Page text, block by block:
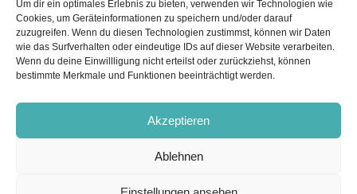
Um dir ein optimales Erlebnis zu bieten, verwenden wir Technologien wie
Cookies, um Geräteinformationen zu speichern und/oder darauf
zuzugreifen. Wenn du diesen Technologien zustimmst, können wir Daten
wie das Surfverhalten oder eindeutige IDs auf dieser Website verarbeiten.
Wenn du deine Einwillligung nicht erteilst oder zurückziehst, können
bestimmte Merkmale und Funktionen beeinträchtigt werden.
Akzeptieren
Ablehnen
Rückblick Finanzplaner Forum 2026
„Wer von Ihnen hat im Beratungsalltag mit dem Thema
Nachhaltigkeit